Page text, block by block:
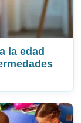
la edad